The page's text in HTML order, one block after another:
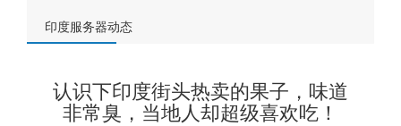
印度服务器动态
认识下印度街头热卖的果子，味道
非常臭，当地人却超级喜欢吃！